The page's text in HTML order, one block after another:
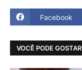
Facebook
VOCÊ PODE GOSTAR